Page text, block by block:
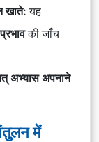
खाते: यह
की जाँच
अभ्यास अपनाने
में